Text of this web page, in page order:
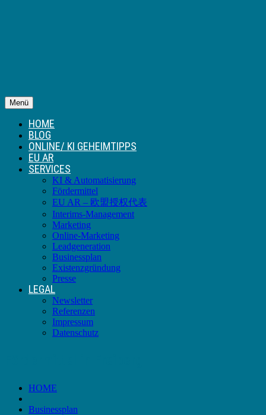
Menü
HOME
BLOG
ONLINE/ KI GEHEIMTIPPS
EU AR
SERVICES
KI & Automatisierung
Fördermittel
EU AR – 欧盟授权代表
Interims-Management
Marketing
Online-Marketing
Leadgeneration
Businessplan
Existenzgründung
Presse
LEGAL
Newsletter
Referenzen
Impressum
Datenschutz
HOME
Businessplan